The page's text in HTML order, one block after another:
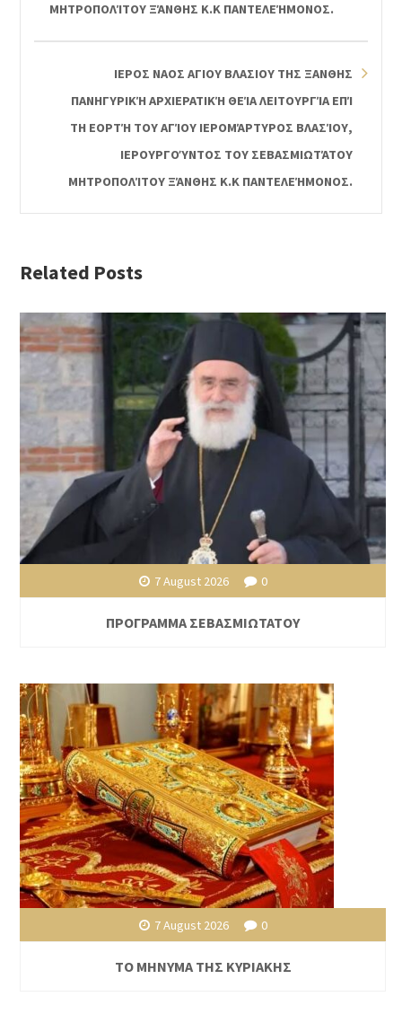
ΜΗΤΡΟΠΟΛΊΤΟΥ ΞΆΝΘΗΣ Κ.Κ ΠΑΝΤΕΛΕΉΜΟΝΟΣ.
ΙΕΡΟΣ ΝΑΟΣ ΑΓΙΟΥ ΒΛΑΣΙΟΥ ΤΗΣ ΞΑΝΘΗΣ
ΠΑΝΗΓΥΡΙΚΉ ΑΡΧΙΕΡΑΤΙΚΉ ΘΕΊΑ ΛΕΙΤΟΥΡΓΊΑ ΕΠΊ
ΤΗ ΕΟΡΤΉ ΤΟΥ ΑΓΊΟΥ ΙΕΡΟΜΆΡΤΥΡΟΣ ΒΛΑΣΊΟΥ,
ΙΕΡΟΥΡΓΟΎΝΤΟΣ ΤΟΥ ΣΕΒΑΣΜΙΩΤΆΤΟΥ
ΜΗΤΡΟΠΟΛΊΤΟΥ ΞΆΝΘΗΣ Κ.Κ ΠΑΝΤΕΛΕΉΜΟΝΟΣ.
Related Posts
7 August 2026 0
ΠΡΟΓΡΑΜΜΑ ΣΕΒΑΣΜΙΩΤΑΤΟΥ
7 August 2026 0
ΤΟ ΜΗΝΥΜΑ ΤΗΣ ΚΥΡΙΑΚΗΣ